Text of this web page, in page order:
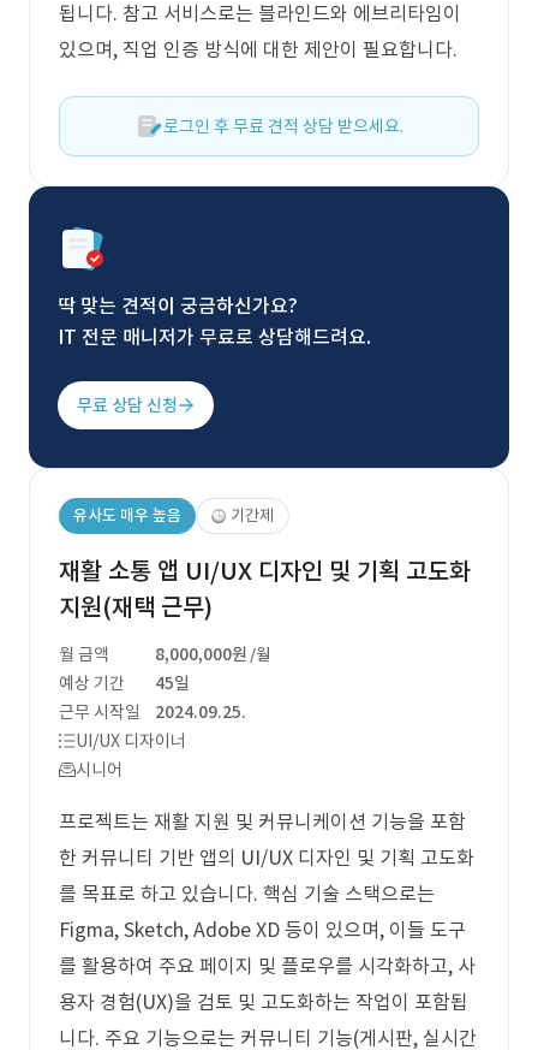
됩니다. 참고 서비스로는 블라인드와 에브리타임이
있으며, 직업 인증 방식에 대한 제안이 필요합니다.
로그인 후 무료 견적 상담 받으세요.
딱 맞는 견적이 궁금하신가요?
IT 전문 매니저가 무료로 상담해드려요.
무료 상담 신청
유사도 매우 높음 기간제
재활 소통 앱 UI/UX 디자인 및 기획 고도화
지원(재택 근무)
월 금액 8,000,000원 /월
예상 기간
45일
근무 시작일
2024.09.25.
UI/UX 디자이너
시니어
프로젝트는 재활 지원 및 커뮤니케이션 기능을 포함
한 커뮤니티 기반 앱의 UI/UX 디자인 및 기획 고도화
를 목표로 하고 있습니다. 핵심 기술 스택으로는
Figma, Sketch, Adobe XD 등이 있으며, 이들 도구
를 활용하여 주요 페이지 및 플로우를 시각화하고, 사
용자 경험(UX)을 검토 및 고도화하는 작업이 포함됩
니다. 주요 기능으로는 커뮤니티 기능(게시판, 실시간